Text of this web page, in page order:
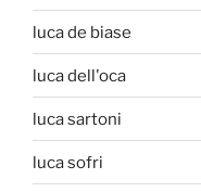
luca de biase
luca dell'oca
luca sartoni
luca sofri